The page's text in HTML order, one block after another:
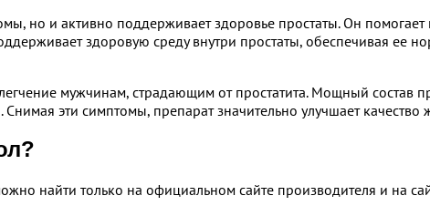
но и активно поддерживает здоровье простаты. Он
здоровую среду внутри простаты, обеспечивая
мужчинам, страдающим от простатита. Мощный состав
Снимая эти симптомы, препарат значительно улучшает
найти только на официальном сайте производителя и на